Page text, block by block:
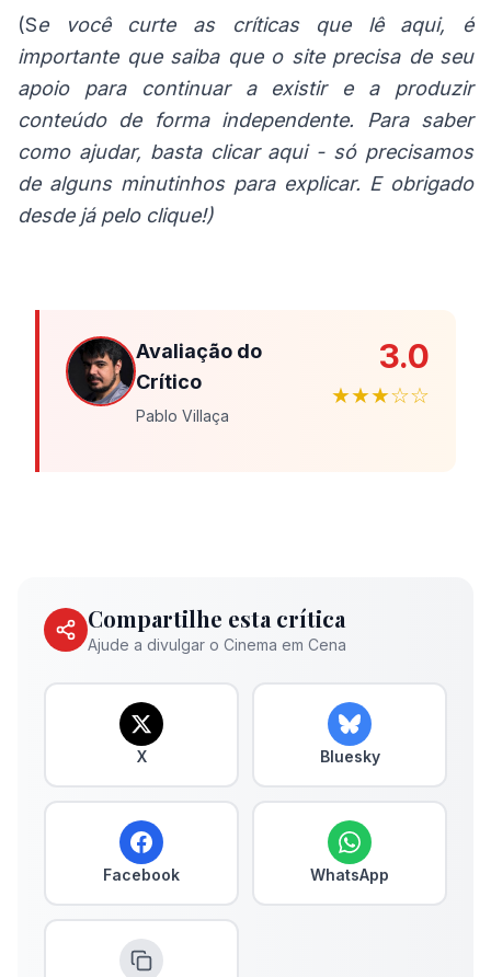
(Se você curte as críticas que lê aqui, é
importante que saiba que o site precisa de seu
apoio para continuar a existir e a produzir
conteúdo de forma independente. Para saber
como ajudar, basta clicar aqui- só precisamos
de alguns minutinhos para explicar. E obrigado
desde já pelo clique!)
Avaliação do
Crítico
Pablo Villaça
3.0
★★★☆☆
Compartilhe esta crítica
Ajude a divulgar o Cinema em Cena
X Bluesky
Facebook WhatsApp